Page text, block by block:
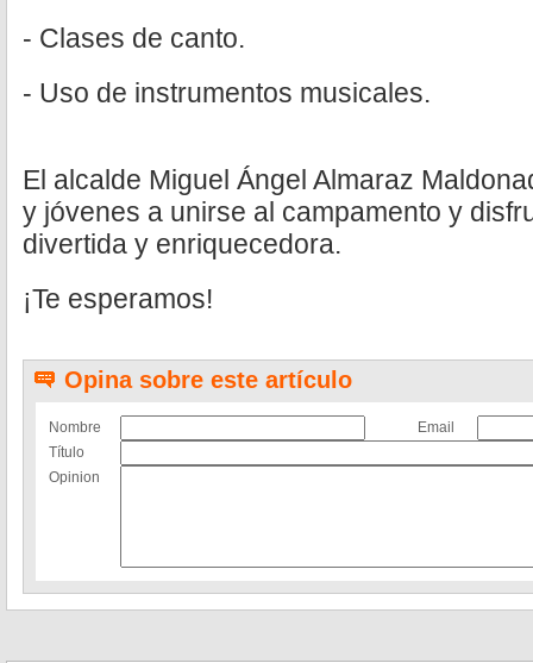
- Clases de canto.
- Uso de instrumentos musicales.
El alcalde Miguel Ángel Almaraz
y jóvenes a unirse al campamento y
divertida y enriquecedora.
¡Te esperamos!
Opina sobre este artículo
Nombre
Email
Título
Opinion